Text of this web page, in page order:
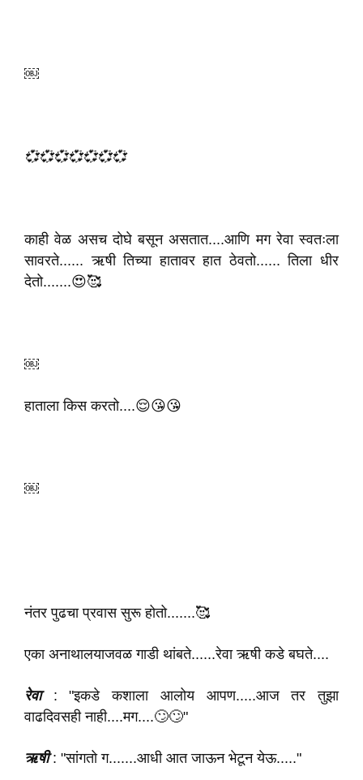
￼
💞💞💞💞💞💞💞
काही वेळ असच दोघे बसून असतात....आणि मग रेवा स्वतःला
सावरते...... ऋषी तिच्या हातावर हात ठेवतो...... तिला धीर
देतो.......😍🥰
￼
हाताला किस करतो....😌😘😘
￼
नंतर पुढचा प्रवास सुरू होतो.......🥰
एका अनाथालयाजवळ गाडी थांबते......रेवा ऋषी कडे बघते....
रेवा: "इकडे कशाला आलोय आपण.....आज तर तुझा
वाढदिवसही नाही....मग....🙄🙄"
ऋषी: "सांगतो ग.......आधी आत जाऊन भेटून येऊ....."